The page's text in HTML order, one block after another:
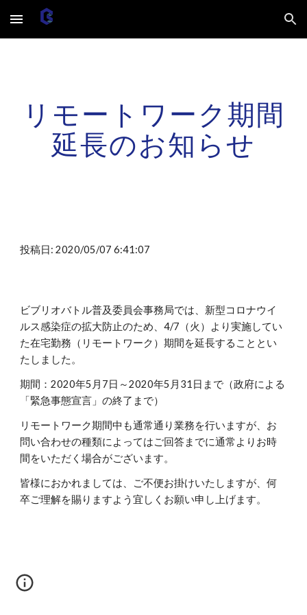
Skip to main content Skip to navigation
リモートワーク期間
延長のお知らせ
投稿日: 2020/05/07 6:41:07
ビブリオバトル普及委員会事務局では、新型コロナウイ
ルス感染症の拡大防止のため、4/7（火）より実施してい
た在宅勤務（リモートワーク）期間を延長することとい
たしました。
期間：2020年5月7日～2020年5月31日まで（政府による
「緊急事態宣言」の終了まで）
リモートワーク期間中も通常通り業務を行いますが、お
問い合わせの種類によってはご回答までに通常よりお時
間をいただく場合がございます。
皆様におかれましては、ご不便お掛けいたしますが、何
卒ご理解を賜りますよう宜しくお願い申し上げます。